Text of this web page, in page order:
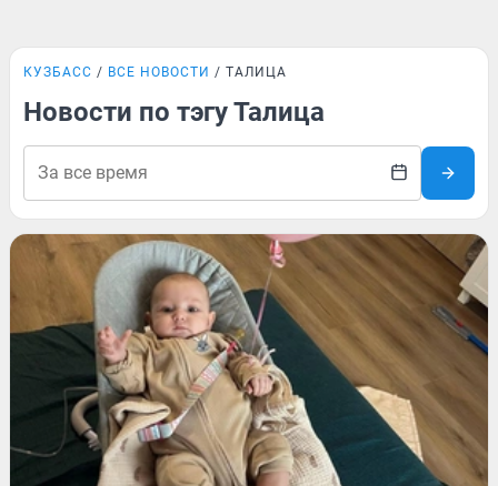
КУЗБАСС ВСЕ НОВОСТИ ТАЛИЦА
Новости по тэгу Талица